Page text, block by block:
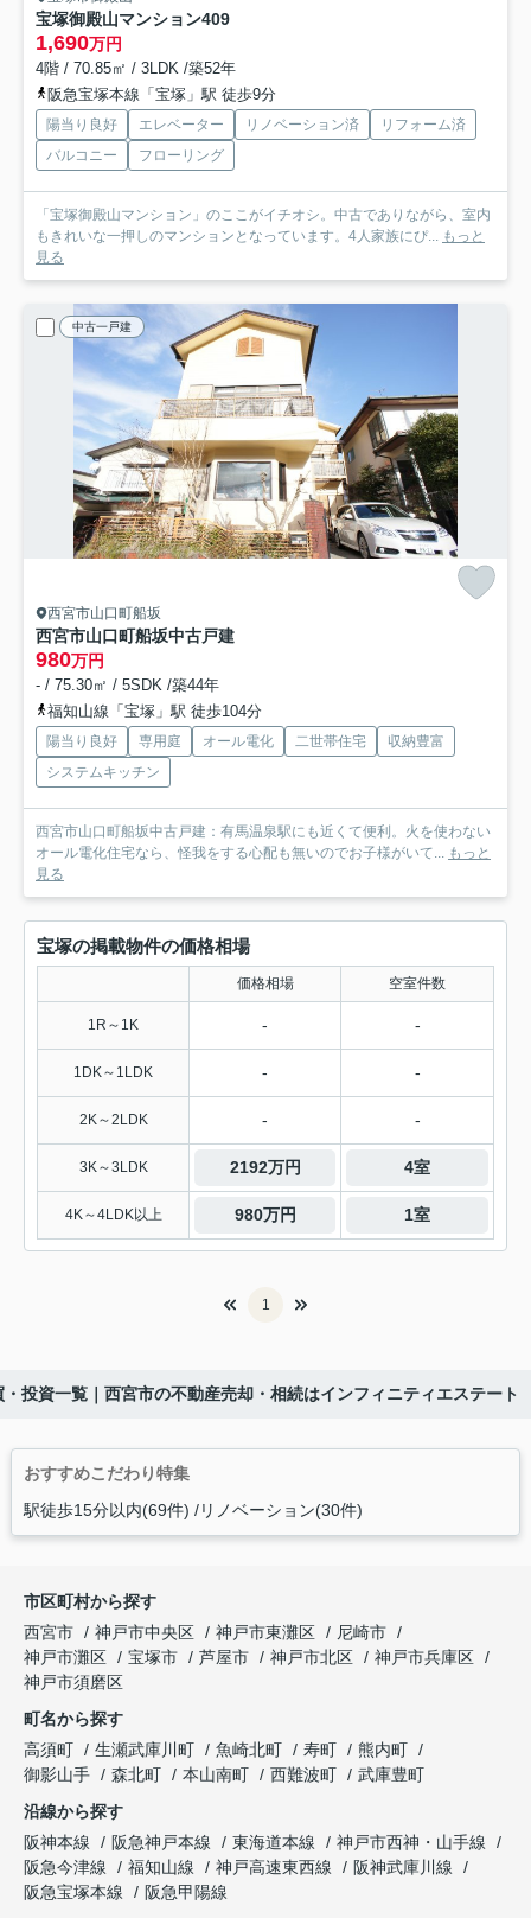
宝塚御殿山マンション409
1,690万円
4階 / 70.85㎡ / 3LDK /築52年
阪急宝塚本線「宝塚」駅 徒歩9分
陽当り良好 エレベーター リノベーション済
リフォーム済
バルコニー
フローリング
「宝塚御殿山マンション」のここがイチオシ。中古でありながら、室内
もきれいな一押しのマンションとなっています。4人家族にぴ... もっと
見る
中古一戸建
西宮市山口町船坂
西宮市山口町船坂中古戸建
980万円
- / 75.30㎡ / 5SDK /築44年
福知山線「宝塚」駅 徒歩104分
陽当り良好 専用庭 オール電化 二世帯住宅
収納豊富
システムキッチン
西宮市山口町船坂中古戸建：有馬温泉駅にも近くて便利。火を使わない
オール電化住宅なら、怪我をする心配も無いのでお子様がいて... もっと
見る
宝塚の掲載物件の価格相場
価格相場 空室件数
1R～1K - -
1DK～1LDK - -
2K～2LDK - -
3K～3LDK 2192万円 4室
4K～4LDK以上 980万円 1室
1
投資一覧｜西宮市の不動産売却・相続はインフィニティエステート
おすすめこだわり特集
駅徒歩15分以内(69件) リノベーション(30件)
市区町村から探す
西宮市
神戸市中央区 神戸市東灘区
尼崎市
神戸市灘区
宝塚市 芦屋市 神戸市北区
神戸市兵庫区
神戸市須磨区
町名から探す
高須町
生瀬武庫川町 魚崎北町 寿町
熊内町
御影山手
森北町 本山南町 西難波町
武庫豊町
沿線から探す
阪神本線
阪急神戸本線 東海道本線
神戸市西神・山手線
阪急今津線
福知山線 神戸高速東西線
阪神武庫川線
阪急宝塚本線
阪急甲陽線